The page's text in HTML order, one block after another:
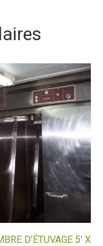
D’ÉTUVAGE 5′ X